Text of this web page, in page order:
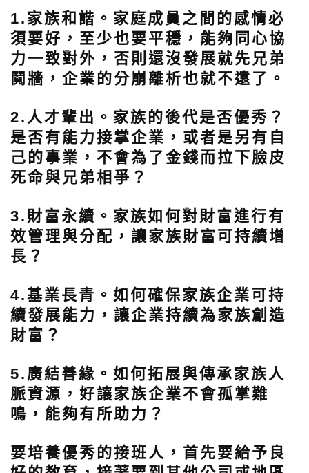
1.家族和諧。 家庭成員之間的感情必
須要好，至少也要平穩，能夠同心協
力一致對外，否則還沒發展就先兄弟
鬩牆，企業的分崩離析也就不遠了。
2.人才輩出。 家族的後代是否優秀？
是否有能力接掌企業，或者是另有自
己的事業，不會為了金錢而拉下臉皮
死命與兄弟相爭？
3.財富永續。 家族如何對財富進行有
效管理與分配，讓家族財富可持續增
長？
4.基業長青。 如何確保家族企業可持
續發展能力，讓企業持續為家族創造
財富？
5.廣結善緣。 如何拓展與傳承家族人
脈資源，好讓家族企業不會孤掌難
鳴，能夠有所助力？
要培養優秀的接班人，首先要給予良